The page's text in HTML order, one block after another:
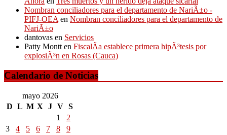
Nombran conciliadores para el departamento de NariÃ±o -
PIFJ-OEA en Nombran conciliadores para el departamento de
NariÃ±o
dantovas en Servicios
Patty Montt en FiscalÃ­a establece primera hipÃ³tesis por
explosiÃ³n en Rosas (Cauca)
Calendario de Noticias
mayo 2026
D L M X J V S
1
2
3
4 5 6 7 8
9